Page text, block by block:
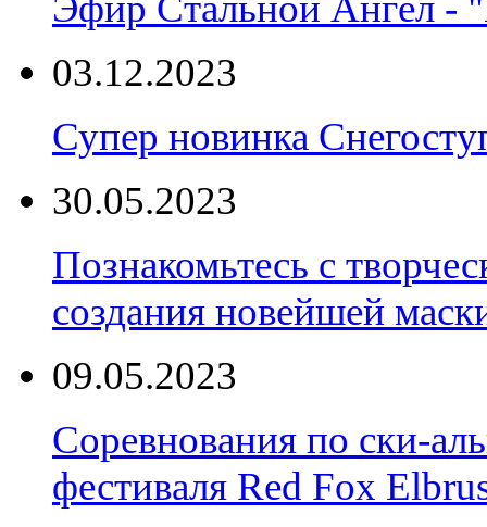
03.12.2023
Супер новинка
30.05.2023
Познакомьтесь с
создания новейшей
09.05.2023
Соревнования по ски-
фестиваля Red Fox